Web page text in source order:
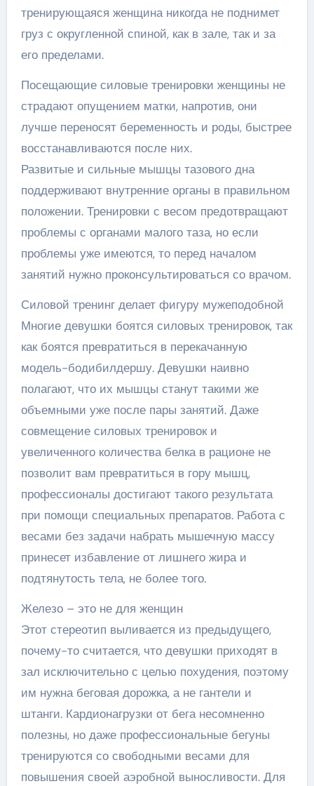
тренирующаяся женщина никогда не поднимет
груз с округленной спиной, как в зале, так и за
его пределами.
Посещающие силовые тренировки женщины не
страдают опущением матки, напротив, они
лучше переносят беременность и роды, быстрее
восстанавливаются после них.
Развитые и сильные мышцы тазового дна
поддерживают внутренние органы в правильном
положении. Тренировки с весом предотвращают
проблемы с органами малого таза, но если
проблемы уже имеются, то перед началом
занятий нужно проконсультироваться со врачом.
Силовой тренинг делает фигуру мужеподобной
Многие девушки боятся силовых тренировок, так
как боятся превратиться в перекачанную
модель-бодибилдершу. Девушки наивно
полагают, что их мышцы станут такими же
объемными уже после пары занятий. Даже
совмещение силовых тренировок и
увеличенного количества белка в рационе не
позволит вам превратиться в гору мышц,
профессионалы достигают такого результата
при помощи специальных препаратов. Работа с
весами без задачи набрать мышечную массу
принесет избавление от лишнего жира и
подтянутость тела, не более того.
Железо – это не для женщин
Этот стереотип выливается из предыдущего,
почему-то считается, что девушки приходят в
зал исключительно с целью похудения, поэтому
им нужна беговая дорожка, а не гантели и
штанги. Кардионагрузки от бега несомненно
полезны, но даже профессиональные бегуны
тренируются со свободными весами для
повышения своей аэробной выносливости. Для